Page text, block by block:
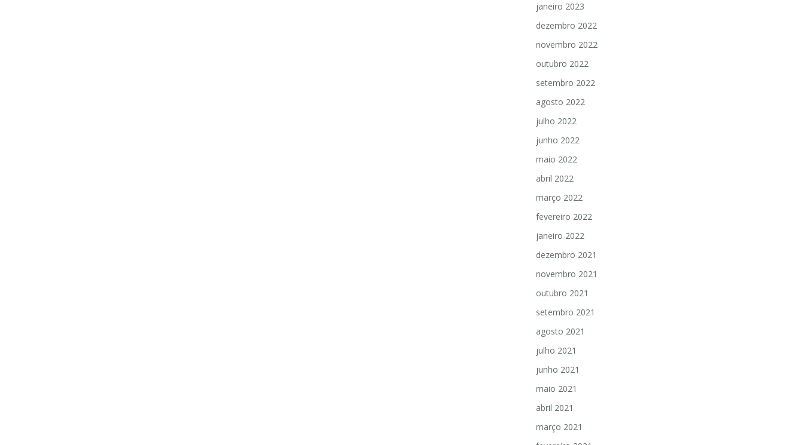
janeiro 2023
dezembro 2022
novembro 2022
outubro 2022
setembro 2022
agosto 2022
julho 2022
junho 2022
maio 2022
abril 2022
março 2022
fevereiro 2022
janeiro 2022
dezembro 2021
novembro 2021
outubro 2021
setembro 2021
agosto 2021
julho 2021
junho 2021
maio 2021
abril 2021
março 2021